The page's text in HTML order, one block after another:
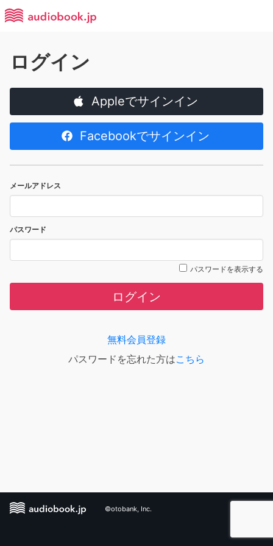
ログイン
Appleでサインイン
Facebookでサインイン
メールアドレス
パスワード
パスワードを表示する
ログイン
無料会員登録
パスワードを忘れた方はこちら
©otobank, Inc.